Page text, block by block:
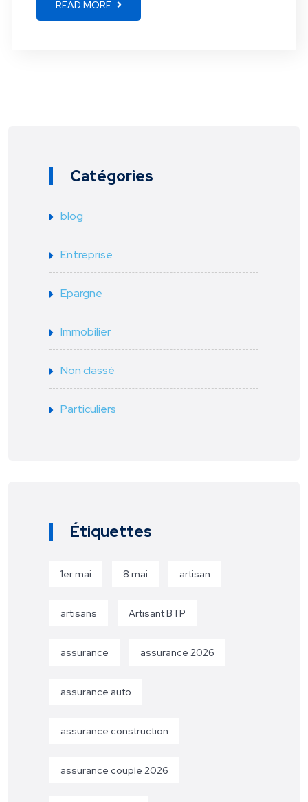
READ MORE
Catégories
blog
Entreprise
Epargne
Immobilier
Non classé
Particuliers
Étiquettes
1er mai 8 mai artisan
artisans Artisant BTP
assurance assurance 2026
assurance auto
assurance construction
assurance couple 2026